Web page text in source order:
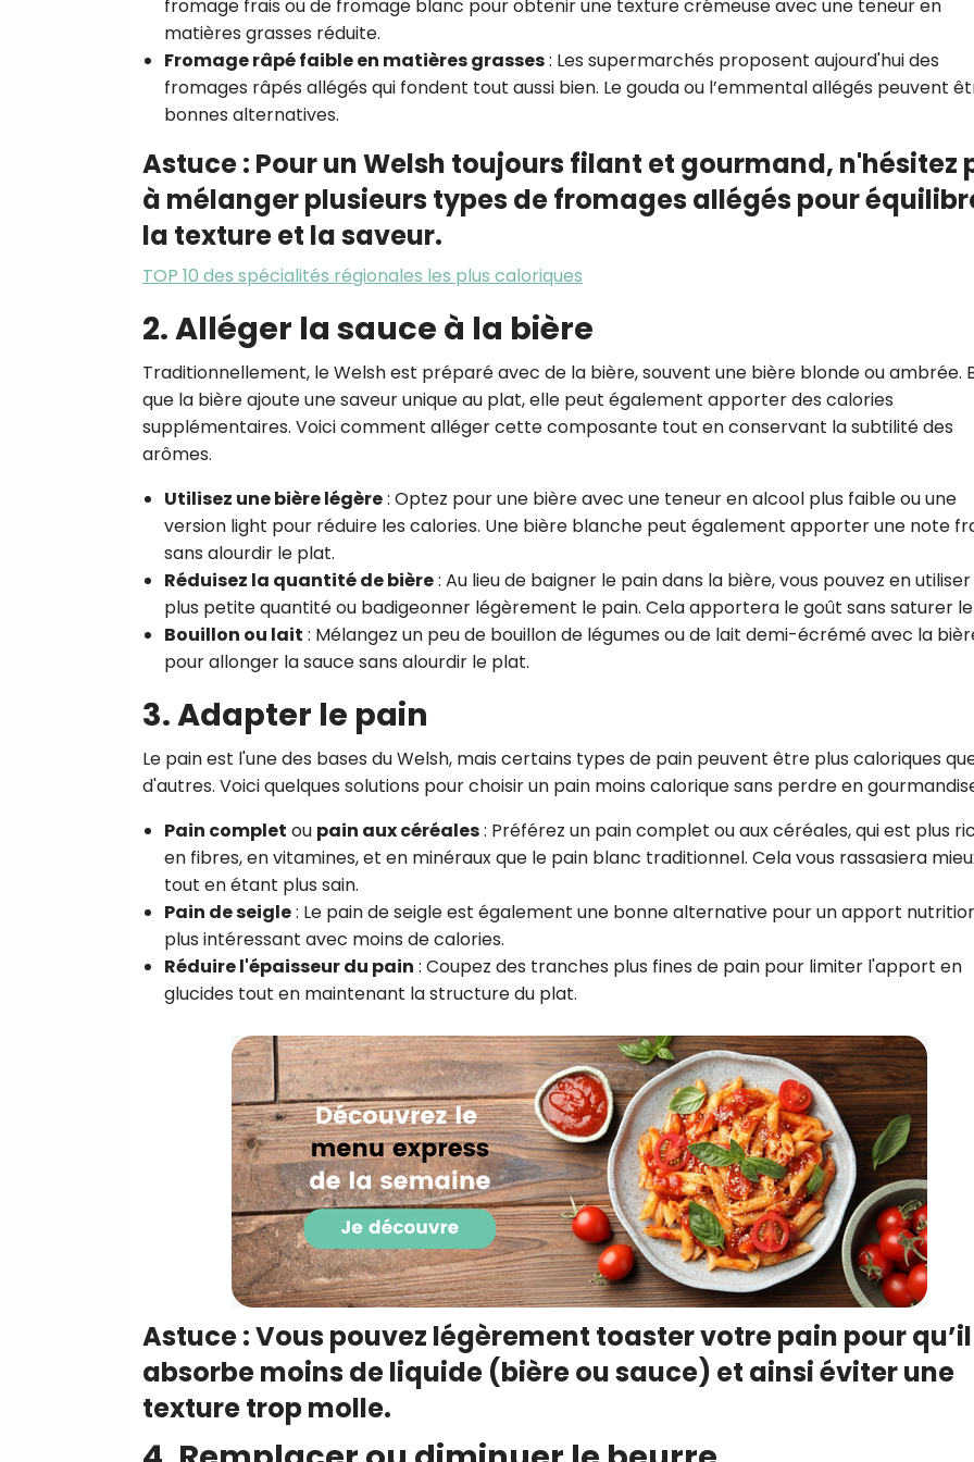
fromage frais ou de fromage blanc pour obtenir une texture crémeuse avec une teneur en
matières grasses réduite.
Fromage râpé faible en matières grasses: Les supermarchés proposent aujourd'hui des
fromages râpés allégés qui fondent tout aussi bien. Le gouda ou l’emmental allégés peuvent
bonnes alternatives.
Astuce : Pour un Welsh toujours filant et gourmand, n'hésitez
à mélanger plusieurs types de fromages allégés pour
la texture et la saveur.
TOP 10 des spécialités régionales les plus caloriques
2. Alléger la sauce à la bière
Traditionnellement, le Welsh est préparé avec de la bière, souvent une bière blonde ou ambrée.
que la bière ajoute une saveur unique au plat, elle peut également apporter des calories
supplémentaires. Voici comment alléger cette composante tout en conservant la subtilité des
arômes.
Utilisez une bière légère: Optez pour une bière avec une teneur en alcool plus faible ou une
version light pour réduire les calories. Une bière blanche peut également apporter une note
sans alourdir le plat.
Réduisez la quantité de bière: Au lieu de baigner le pain dans la bière, vous pouvez en
plus petite quantité ou badigeonner légèrement le pain. Cela apportera le goût sans saturer
Bouillon ou lait : Mélangez un peu de bouillon de légumes ou de lait demi-écrémé avec la
pour allonger la sauce sans alourdir le plat.
3. Adapter le pain
Le pain est l'une des bases du Welsh, mais certains types de pain peuvent être plus caloriques
d'autres. Voici quelques solutions pour choisir un pain moins calorique sans perdre en
Pain complet ou pain aux céréales: Préférez un pain complet ou aux céréales, qui est plus
en fibres, en vitamines, et en minéraux que le pain blanc traditionnel. Cela vous rassasiera
tout en étant plus sain.
Pain de seigle: Le pain de seigle est également une bonne alternative pour un apport
plus intéressant avec moins de calories.
Réduire l'épaisseur du pain : Coupez des tranches plus fines de pain pour limiter l'apport en
glucides tout en maintenant la structure du plat.
Astuce : Vous pouvez légèrement toaster votre pain pour qu’il
absorbe moins de liquide (bière ou sauce) et ainsi éviter une
texture trop molle.